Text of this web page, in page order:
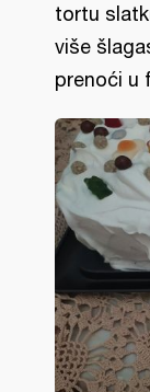
tortu
više
prenoći u